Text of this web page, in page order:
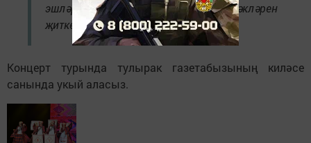
эшләргә язсын!», — дип җылы теләкләрен
җиткерде ул.
Концерт турында тулырак газетабызының киләсе
санында укый аласыз.